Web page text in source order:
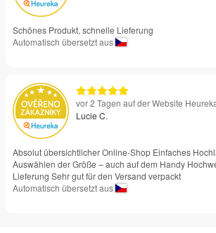
Schönes Produkt, schnelle Lieferung
Automatisch übersetzt aus
vor 2 Tagen auf der Website
Lucie C.
Absolut übersichtlicher Online-Shop Einfaches
Auswählen der Größe – auch auf dem Handy
Lieferung Sehr gut für den Versand verpackt
Automatisch übersetzt aus